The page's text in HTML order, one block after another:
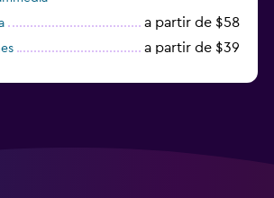
a partir de $58
a partir de $39